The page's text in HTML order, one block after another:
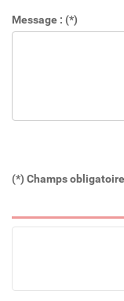
Message : (*)
(*) Champs